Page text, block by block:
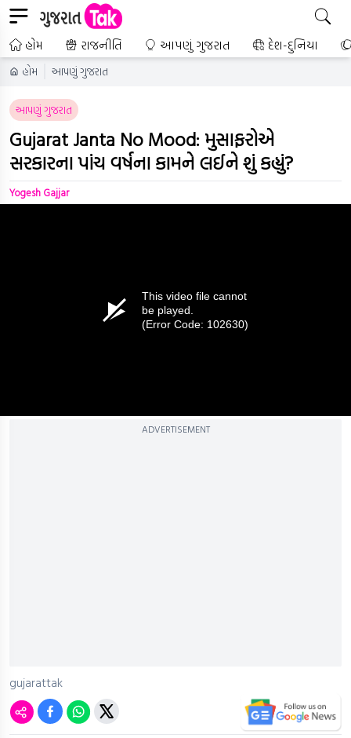
હોમ રાજનીતિ આપણું ગુજરાત દેશ-દુનિયા
હોમ આપણું ગુજરાત
આપણું ગુજરાત
Gujarat Janta No Mood: મુસાફરોએ
સરકારના પાંચ વર્ષના કામને લઈને શું કહ્યું?
Yogesh Gajjar
This video file cannot
be played.
(Error Code: 102630)
ADVERTISEMENT
gujarattak